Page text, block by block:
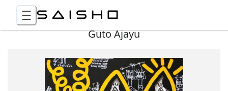
Guto Ajayu